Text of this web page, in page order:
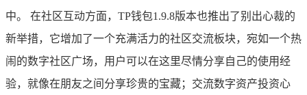
中。 在社区互动方面，TP钱包1.9.8版本也推出了别出心裁的
新举措，它增加了一个充满活力的社区交流板块，宛如一个热
闹的数字社区广场，用户可以在这里尽情分享自己的使用经
验，就像在朋友之间分享珍贵的宝藏；交流数字资产投资心